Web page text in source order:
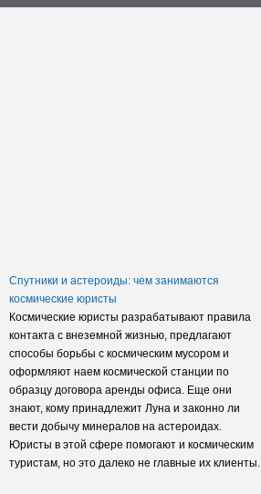
Спутники и астероиды: чем занимаются
космические юристы
Космические юристы разрабатывают правила
контакта с внеземной жизнью, предлагают
способы борьбы с космическим мусором и
оформляют наем космической станции по
образцу договора аренды офиса. Еще они
знают, кому принадлежит Луна и законно ли
вести добычу минералов на астероидах.
Юристы в этой сфере помогают и космическим
туристам, но это далеко не главные их клиенты.